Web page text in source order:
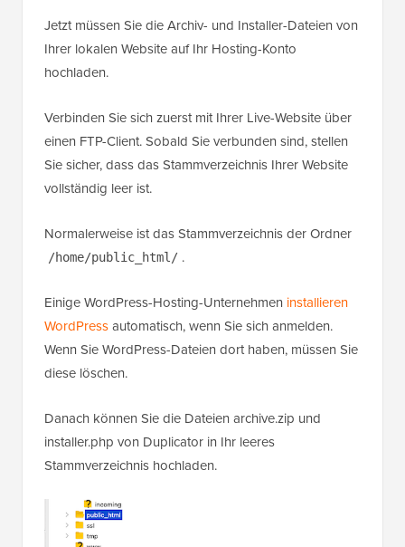
Jetzt müssen Sie die Archiv- und Installer-Dateien von
Ihrer lokalen Website auf Ihr Hosting-Konto
hochladen.
Verbinden Sie sich zuerst mit Ihrer Live-Website über
einen FTP-Client. Sobald Sie verbunden sind, stellen
Sie sicher, dass das Stammverzeichnis Ihrer Website
vollständig leer ist.
Normalerweise ist das Stammverzeichnis der Ordner
/home/public_html/ .
Einige WordPress-Hosting-Unternehmen installieren
WordPressautomatisch, wenn Sie sich anmelden.
Wenn Sie WordPress-Dateien dort haben, müssen Sie
diese löschen.
Danach können Sie die Dateien archive.zip und
installer.php von Duplicator in Ihr leeres
Stammverzeichnis hochladen.